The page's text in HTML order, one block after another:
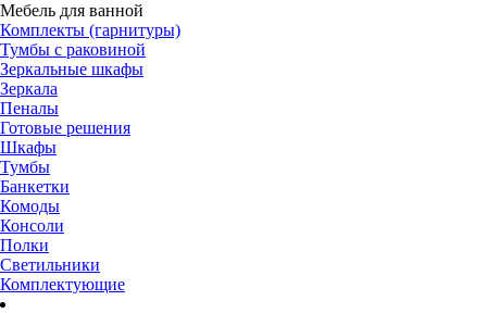
Мебель для ванной
Комплекты (гарнитуры)
Тумбы с раковиной
Зеркальные шкафы
Зеркала
Пеналы
Готовые решения
Шкафы
Тумбы
Банкетки
Комоды
Консоли
Полки
Светильники
Комплектующие